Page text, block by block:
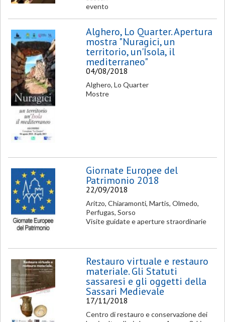
evento
Alghero, Lo Quarter. Apertura
mostra "Nuragici, un
territorio, un'Isola, il
mediterraneo"
04/08/2018
Alghero, Lo Quarter
Mostre
Giornate Europee del
Patrimonio 2018
22/09/2018
Aritzo, Chiaramonti, Martis, Olmedo,
Perfugas, Sorso
Visite guidate e aperture straordinarie
Restauro virtuale e restauro
materiale. Gli Statuti
sassaresi e gli oggetti della
Sassari Medievale
17/11/2018
Centro di restauro e conservazione dei